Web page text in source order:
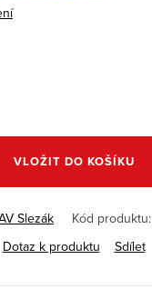
VLOŽIT DO KOŠÍKU
Slezák Kód produktu:
Dotaz k produktu
Sdílet